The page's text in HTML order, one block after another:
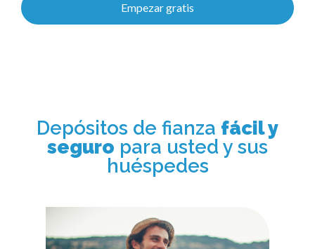
Empezar gratis
Depósitos de fianza fácil y
seguro para usted y sus
huéspedes